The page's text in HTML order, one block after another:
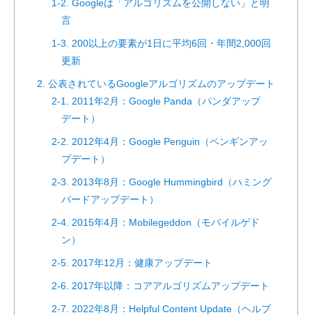
1-2. Googleは「アルゴリズムを公開しない」と明
言
1-3. 200以上の要素が1日に平均6回・年間2,000回
更新
2. 公表されているGoogleアルゴリズムのアップデート
2-1. 2011年2月：Google Panda（パンダアップ
デート）
2-2. 2012年4月：Google Penguin（ペンギンアッ
プデート）
2-3. 2013年8月：Google Hummingbird（ハミング
バードアップデート）
2-4. 2015年4月：Mobilegeddon（モバイルゲド
ン）
2-5. 2017年12月：健康アップデート
2-6. 2017年以降：コアアルゴリズムアップデート
2-7. 2022年8月：Helpful Content Update（ヘルプ